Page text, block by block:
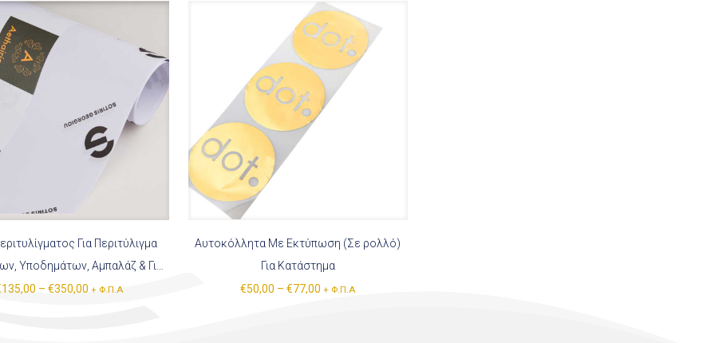
Για Περιτύλιγμα
Υποδημάτων, Αμπαλάζ & Για
Συσκευασία Δώρου
135,00 – €350,00 + Φ.Π.Α
Αυτοκόλλητα Με Εκτύπωση (Σε ρολλό)
Για Κατάστημα
€50,00 – €77,00 + Φ.Π.Α